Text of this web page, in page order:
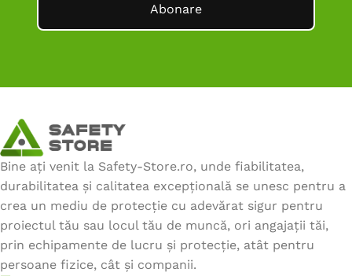
Abonare
Bine ați venit la Safety-Store.ro, unde fiabilitatea,
durabilitatea și calitatea excepțională se unesc pentru a
crea un mediu de protecție cu adevărat sigur pentru
proiectul tău sau locul tău de muncă, ori angajații tăi,
prin echipamente de lucru și protecție, atât pentru
persoane fizice, cât și companii.